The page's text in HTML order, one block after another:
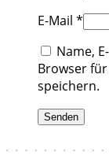
E-Mail *
Name,
Browser
speichern.